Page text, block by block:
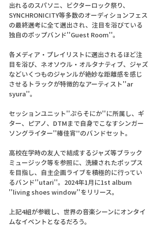
出れるのスパソニ、ビクターロック祭り、
SYNCHRONICITY等多数のオーディションフェス
の最終選考に全て選出され、注目を浴びている
独自のポップバンド''Guest Room''。
各メディア・プレイリストに選出されるほど注
目を浴び、ネオソウル・オルタナティブ、ジャズ
などいくつものジャンルが絶妙な距離感を感じ
させるトラックが特徴的なアーティスト''ar
syura''。
セッションユニット''ぷらそにか''に所属し、ギ
ター、ピアノ、DTMまで自身でこなすシンガー
ソングライター''椿佳宵''のバンドセット。
高校在学時の友人で結成するジャズ等ブラック
ミュージック等を参照に、洗練されたポップス
を目指し、自主企画ライブを積極的に行ってい
るバンド''utari''。2024年1月に1st album
''living shoes window''をリリース。
上記4組が参戦し、世界の音楽シーンにオンタイ
ムなイベントとなるだろう。